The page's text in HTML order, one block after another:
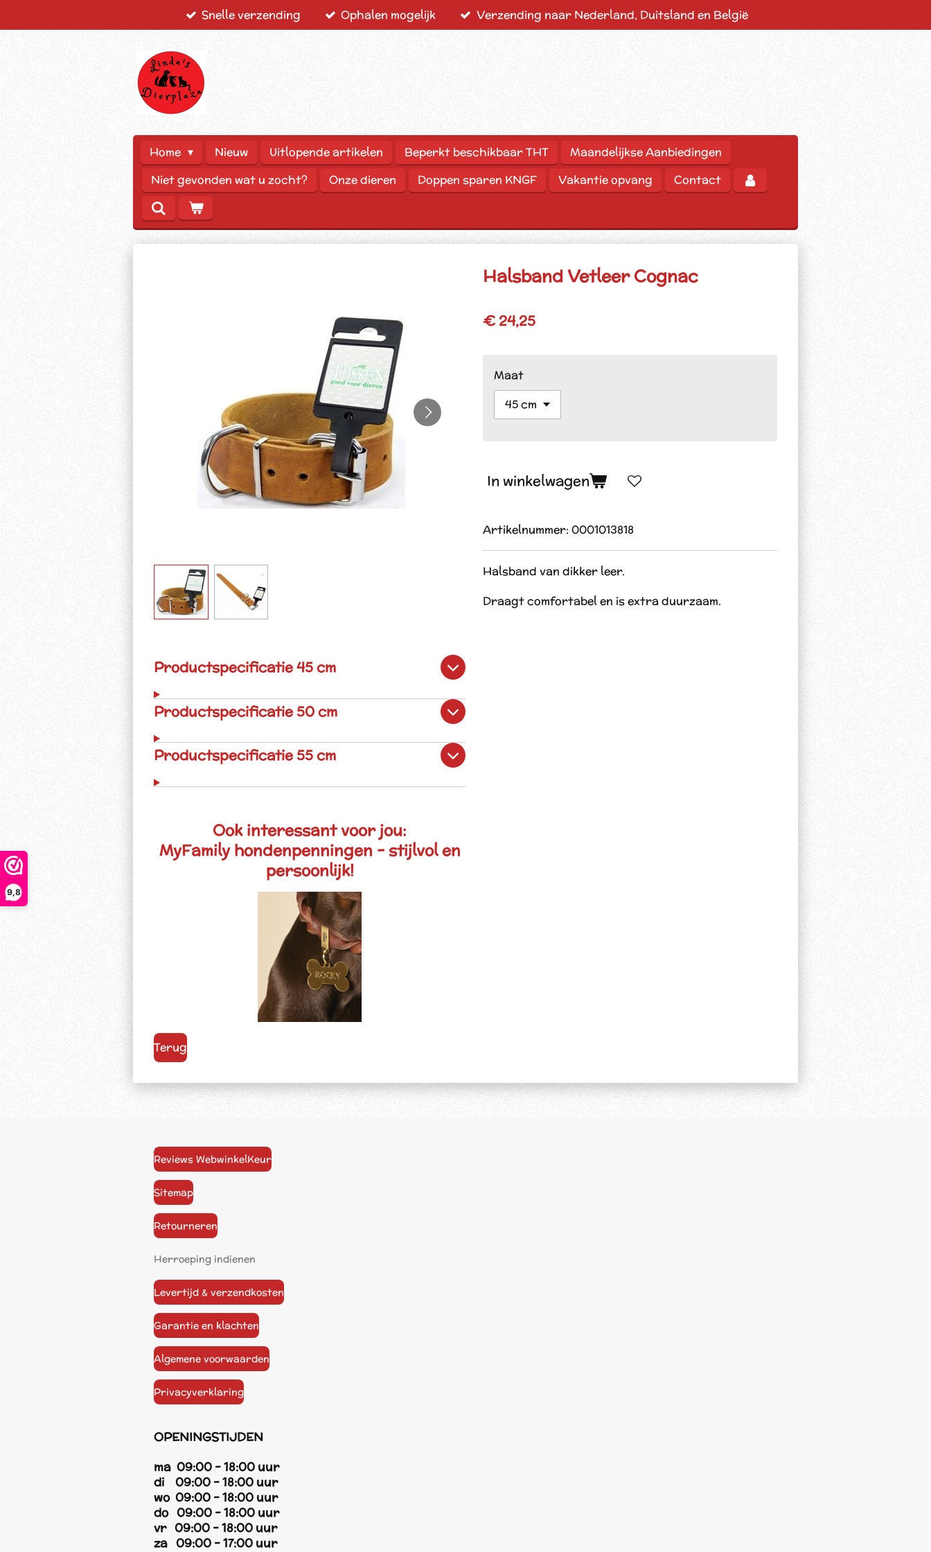
9,8
Snelle verzending Ophalen mogelijk Verzending naar Nederland, Duitsland en België
Home Nieuw Uitlopende artikelen Beperkt beschikbaar THT
Maandelijkse Aanbiedingen
Niet gevonden wat u zocht?
Onze dieren Doppen sparen KNGF Vakantie opvang Contact
Halsband Vetleer Cognac
€ 24,25
Maat
In winkelwagen
Artikelnummer: 0001013818
Halsband van dikker leer.
Draagt comfortabel en is extra duurzaam.
Productspecificatie 45 cm
Productspecificatie 50 cm
Productspecificatie 55 cm
Ook interessant voor jou:
MyFamily hondenpenningen - stijlvol en
persoonlijk!
Terug
Reviews WebwinkelKeur
Sitemap
Retourneren
Herroeping indienen
Levertijd & verzendkosten
Garantie en klachten
Algemene voorwaarden
Privacyverklaring
OPENINGSTIJDEN
ma 09:00 - 18:00 uur
di 09:00 - 18:00 uur
wo 09:00 - 18:00 uur
do 09:00 - 18:00 uur
vr 09:00 - 18:00 uur
za 09:00 - 17:00 uur